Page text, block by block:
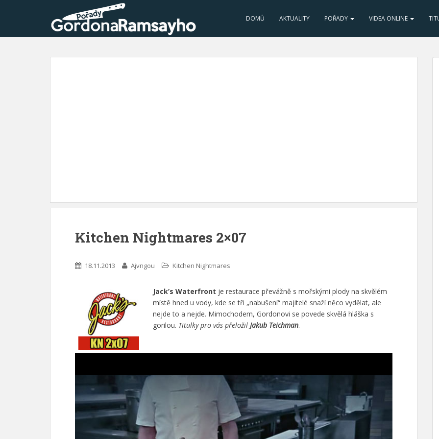
DOMŮ AKTUALITY POŘADY VIDEA ONLINE
Kitchen Nightmares 2×07
18.11.2013 Ajvngou Kitchen Nightmares
Jack’s Waterfront je restaurace převážně s mořskými plody na skvělém
místě hned u vody, kde se tři „nabušení“ majitelé snaží něco vydělat, ale
nejde to a nejde. Mimochodem, Gordonovi se povede skvělá hláška s
gorilou. Titulky pro vás přeložil Jakub Teichman.